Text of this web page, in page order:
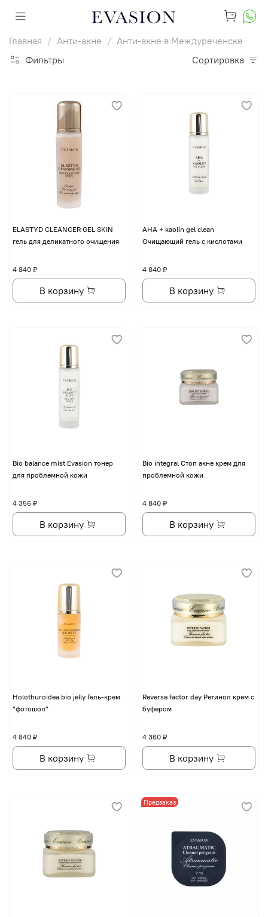
Главная Анти-акне
Анти-акне в Междуреченске
Фильтры
Сортировка
ELASTYD CLEANCER GEL SKIN
гель для деликатного очищения
4 840 ₽
В корзину
AHA + kaolin gel clean
Очищающий гель с кислотами
4 840 ₽
В корзину
Bio balance mist Evasion тонер
для проблемной кожи
4 356 ₽
В корзину
Bio integral Стоп акне крем для
проблемной кожи
4 840 ₽
В корзину
Holothuroidea bio jelly Гель-крем
"фотошоп"
4 840 ₽
В корзину
Reverse factor day Ретинол крем с
буфером
4 360 ₽
В корзину
Предзаказ